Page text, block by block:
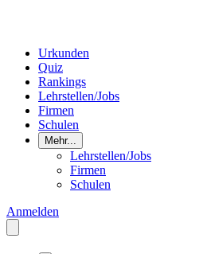
Urkunden
Quiz
Rankings
Lehrstellen/Jobs
Firmen
Schulen
Mehr...
Lehrstellen/Jobs
Firmen
Schulen
Anmelden